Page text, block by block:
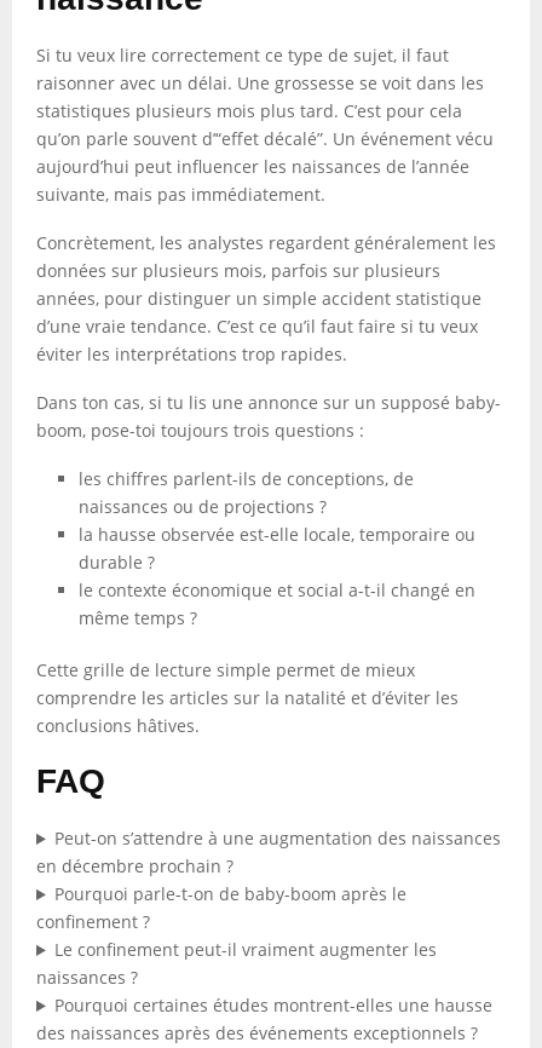
Si tu veux lire correctement ce type de sujet, il faut
raisonner avec un délai. Une grossesse se voit dans les
statistiques plusieurs mois plus tard. C’est pour cela
qu’on parle souvent d’“effet décalé”. Un événement vécu
aujourd’hui peut influencer les naissances de l’année
suivante, mais pas immédiatement.
Concrètement, les analystes regardent généralement les
données sur plusieurs mois, parfois sur plusieurs
années, pour distinguer un simple accident statistique
d’une vraie tendance. C’est ce qu’il faut faire si tu veux
éviter les interprétations trop rapides.
Dans ton cas, si tu lis une annonce sur un supposé baby-
boom, pose-toi toujours trois questions :
les chiffres parlent-ils de conceptions, de
naissances ou de projections ?
la hausse observée est-elle locale, temporaire ou
durable ?
le contexte économique et social a-t-il changé en
même temps ?
Cette grille de lecture simple permet de mieux
comprendre les articles sur la natalité et d’éviter les
conclusions hâtives.
FAQ
Peut-on s’attendre à une augmentation des naissances
en décembre prochain ?
Pourquoi parle-t-on de baby-boom après le
confinement ?
Le confinement peut-il vraiment augmenter les
naissances ?
Pourquoi certaines études montrent-elles une hausse
des naissances après des événements exceptionnels ?